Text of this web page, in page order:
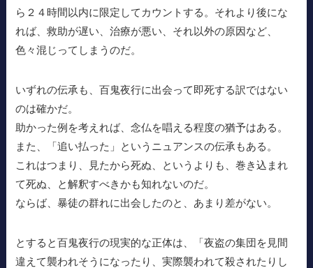
ら２４時間以内に限定してカウントする。それより後にな
れば、救助が遅い、治療が悪い、それ以外の原因など、
色々混じってしまうのだ。
いずれの伝承も、百鬼夜行に出会って即死する訳ではない
のは確かだ。
助かった例を考えれば、念仏を唱える程度の猶予はある。
また、「追い払った」というニュアンスの伝承もある。
これはつまり、見たから死ぬ、というよりも、巻き込まれ
て死ぬ、と解釈すべきかも知れないのだ。
ならば、暴徒の群れに出会したのと、あまり差がない。
とすると百鬼夜行の現実的な正体は、「夜盗の集団を見間
違えて襲われそうになったり、実際襲われて殺されたりし